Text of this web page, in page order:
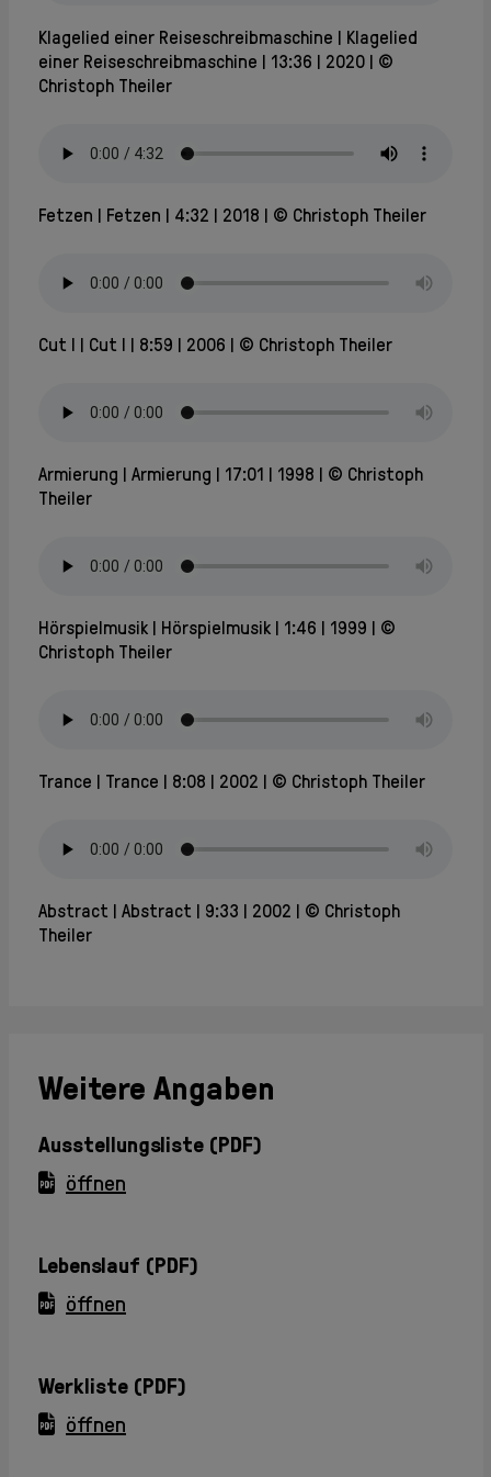
Klagelied einer Reiseschreibmaschine
Klagelied
einer Reiseschreibmaschine
13:36 2020 ©
Christoph Theiler
Fetzen Fetzen 4:32 2018 © Christoph Theiler
Cut I Cut I 8:59 2006 © Christoph Theiler
Armierung Armierung 17:01 1998
© Christoph
Theiler
Hörspielmusik Hörspielmusik 1:46 1999
©
Christoph Theiler
Trance Trance 8:08 2002 © Christoph Theiler
Abstract Abstract 9:33 2002
© Christoph
Theiler
Weitere Angaben
Ausstellungsliste (PDF)
öffnen
Lebenslauf (PDF)
öffnen
Werkliste (PDF)
öffnen